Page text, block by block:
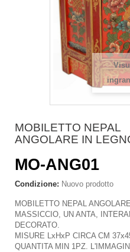
MOBILETTO NEPAL
ANGOLARE IN
MO-ANG01
Condizione: Nuovo prodotto
MOBILETTO NEPAL
MASSICCIO, UN ANTA,
DECORATO.
MISURE LxHxP CIRCA CM
QUANTITA MIN 1PZ.